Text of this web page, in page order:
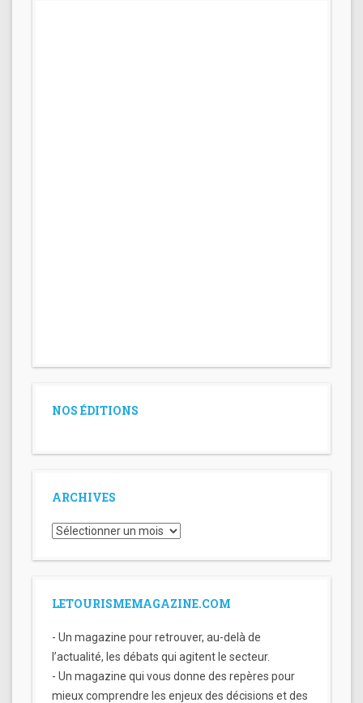
NOS ÉDITIONS
ARCHIVES
Archives
LETOURISMEMAGAZINE.COM
- Un magazine pour retrouver, au-delà de
l’actualité, les débats qui agitent le secteur.
- Un magazine qui vous donne des repères pour
mieux comprendre les enjeux des décisions et des